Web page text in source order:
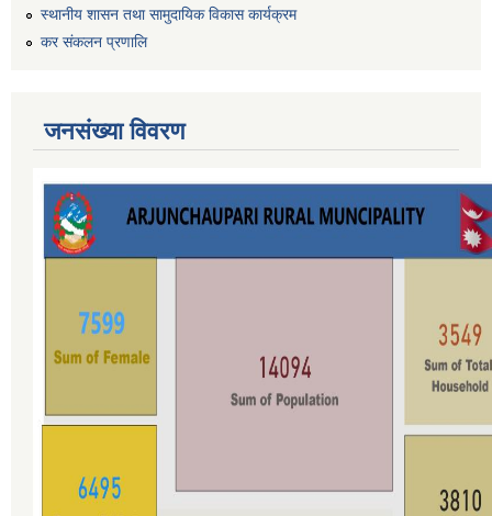
स्थानीय शासन तथा सामुदायिक विकास कार्यक्रम
कर स‌ंकलन प्रणालि
जनसंख्या विवरण